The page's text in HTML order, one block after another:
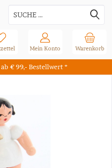
€ 99,- Bestellwert *
Warenkorb
Mein Konto